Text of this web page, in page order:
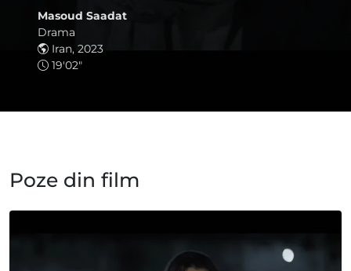
Masoud Saadat
Drama
Iran, 2023
19'02"
Poze din film